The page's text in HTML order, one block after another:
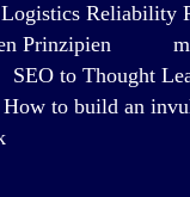
Reliability
Prinzipien
SEO to Thought
How to build an